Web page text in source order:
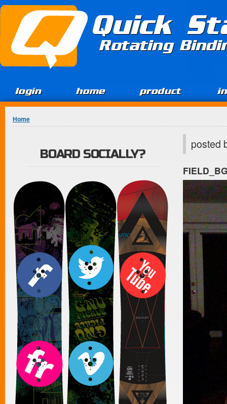
Jump to Content
Quick
Rotating
login home product
You are here
Home
posted
BOARD SOCIALLY?